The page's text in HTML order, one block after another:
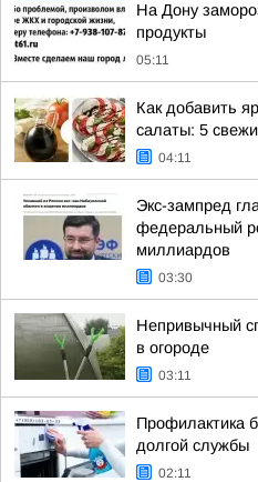
На Дону
продукты
05:11
Как добавить
салаты: 5
04:11
Экс-зампред
федеральный
миллиардов
03:30
Непривычный
в огороде
03:11
Профилактика
долгой службы
02:11